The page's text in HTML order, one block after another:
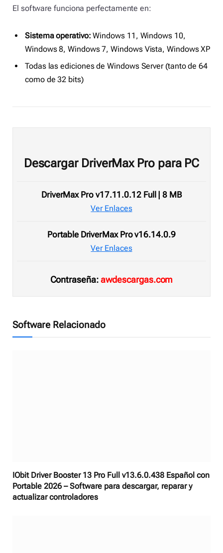
El software funciona perfectamente en:
Sistema operativo: Windows 11, Windows 10,
Windows 8, Windows 7, Windows Vista, Windows XP
Todas las ediciones de Windows Server (tanto de 64
como de 32 bits)
Descargar DriverMax Pro para PC
DriverMax Pro v17.11.0.12 Full | 8 MB
Ver Enlaces
Portable DriverMax Pro v16.14.0.9
Ver Enlaces
Contraseña:awdescargas.com
Software Relacionado
IObit Driver Booster 13 Pro Full v13.6.0.438 Español con
Portable 2026 – Software para descargar, reparar y
actualizar controladores